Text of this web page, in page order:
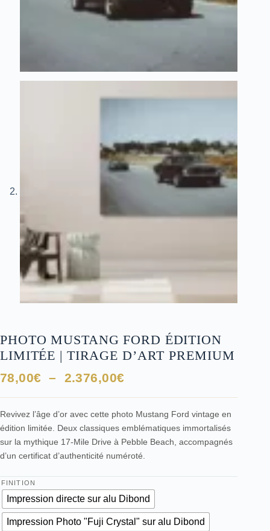
PHOTO MUSTANG FORD ÉDITION
LIMITÉE | TIRAGE D’ART PREMIUM
78,00€ – 2.376,00€Plage
78,00€
à
2.376,00€
Revivez l’âge d’or avec cette photo Mustang Ford vintage en
édition limitée. Deux classiques emblématiques immortalisés
sur la mythique 17-Mile Drive à Pebble Beach, accompagnés
d’un certificat d’authenticité numéroté.
FINITION
Impression directe sur alu Dibond
Impression Photo "Fuji Crystal" sur alu Dibond